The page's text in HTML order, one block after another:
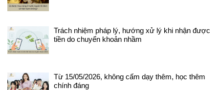
Trách nhiệm pháp lý, hướng xử lý khi nhận được
tiền do chuyển khoản nhầm
Từ 15/05/2026, không cấm dạy thêm, học thêm
chính đáng